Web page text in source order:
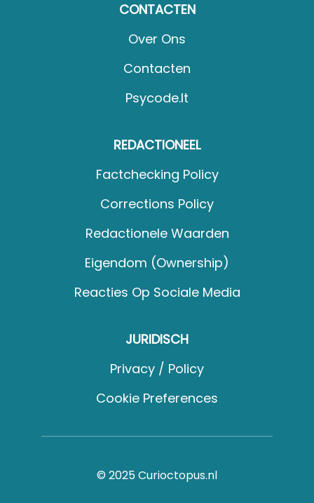
CONTACTEN
Over Ons
Contacten
Psycode.it
REDACTIONEEL
Factchecking Policy
Corrections Policy
Redactionele Waarden
Eigendom (Ownership)
Reacties Op Sociale Media
JURIDISCH
Privacy / Policy
Cookie Preferences
© 2025 Curioctopus.nl